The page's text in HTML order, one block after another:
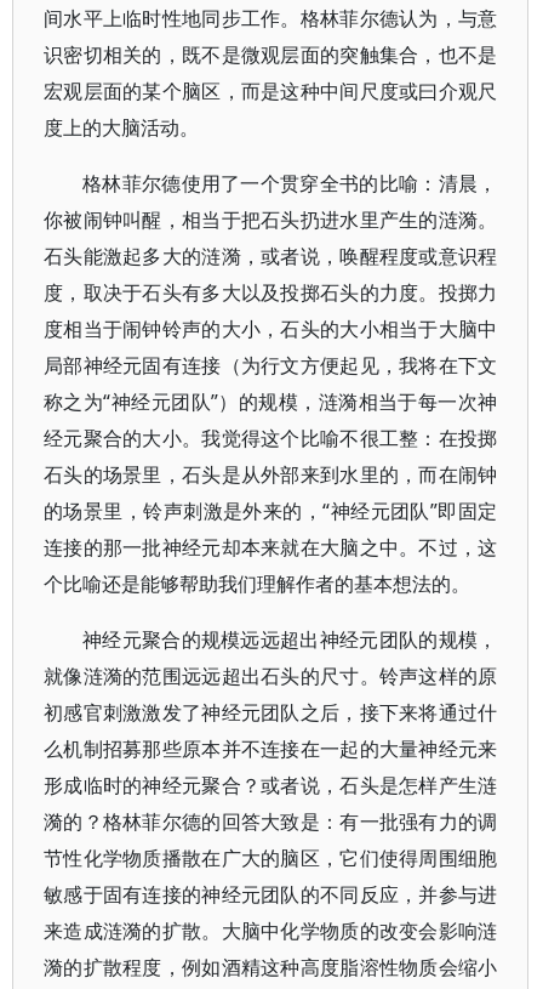
间水平上临时性地同步工作。格林菲尔德认为，与意
识密切相关的，既不是微观层面的突触集合，也不是
宏观层面的某个脑区，而是这种中间尺度或曰介观尺
度上的大脑活动。
格林菲尔德使用了一个贯穿全书的比喻：清晨，
你被闹钟叫醒，相当于把石头扔进水里产生的涟漪。
石头能激起多大的涟漪，或者说，唤醒程度或意识程
度，取决于石头有多大以及投掷石头的力度。投掷力
度相当于闹钟铃声的大小，石头的大小相当于大脑中
局部神经元固有连接（为行文方便起见，我将在下文
称之为“神经元团队”）的规模，涟漪相当于每一次神
经元聚合的大小。我觉得这个比喻不很工整：在投掷
石头的场景里，石头是从外部来到水里的，而在闹钟
的场景里，铃声刺激是外来的，“神经元团队”即固定
连接的那一批神经元却本来就在大脑之中。不过，这
个比喻还是能够帮助我们理解作者的基本想法的。
神经元聚合的规模远远超出神经元团队的规模，
就像涟漪的范围远远超出石头的尺寸。铃声这样的原
初感官刺激激发了神经元团队之后，接下来将通过什
么机制招募那些原本并不连接在一起的大量神经元来
形成临时的神经元聚合？或者说，石头是怎样产生涟
漪的？格林菲尔德的回答大致是：有一批强有力的调
节性化学物质播散在广大的脑区，它们使得周围细胞
敏感于固有连接的神经元团队的不同反应，并参与进
来造成涟漪的扩散。大脑中化学物质的改变会影响涟
漪的扩散程度，例如酒精这种高度脂溶性物质会缩小